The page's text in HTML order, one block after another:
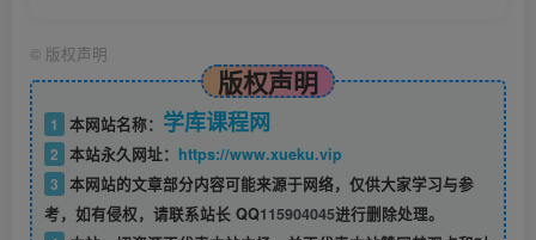
© 版权声明
版权声明
1 本网站名称： 学库课程网
2 本站永久网址： https://www.xueku.vip
3 本网站的文章部分内容可能来源于网络，仅供大家学习与参
考，如有侵权，请联系站长 QQ115904045进行删除处理。